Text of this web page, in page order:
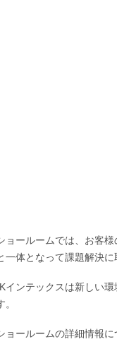
ョールームでは、お客
一体となって課題解決に
インテックスは新しい
。
ョールームの詳細情報